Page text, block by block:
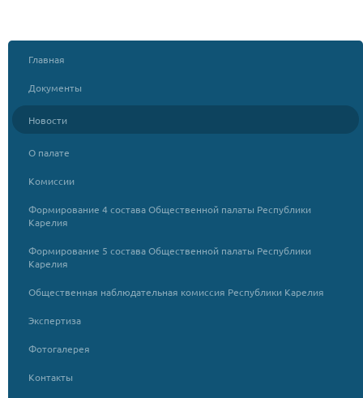
Главная
Документы
Новости
О палате
Комиссии
Формирование 4 состава Общественной палаты Республики
Карелия
Формирование 5 состава Общественной палаты Республики
Карелия
Общественная наблюдательная комиссия Республики Карелия
Экспертиза
Фотогалерея
Контакты